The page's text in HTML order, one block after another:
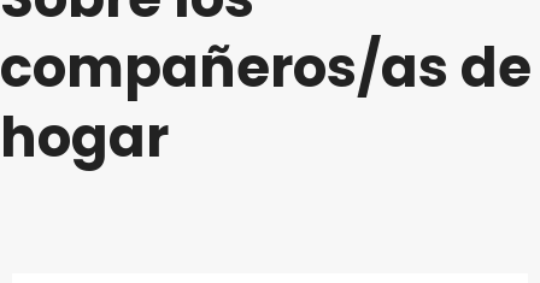
compañeros/as de
hogar